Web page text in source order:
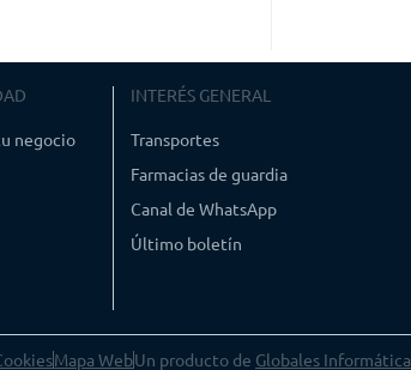
negocio
INTERÉS GENERAL
Transportes
Farmacias de guardia
Canal de WhatsApp
Último boletín
Mapa WebUn producto de Globales Informática